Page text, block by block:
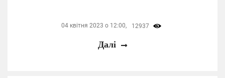
04 квітня 2023 о 12:00, 12937
Далі